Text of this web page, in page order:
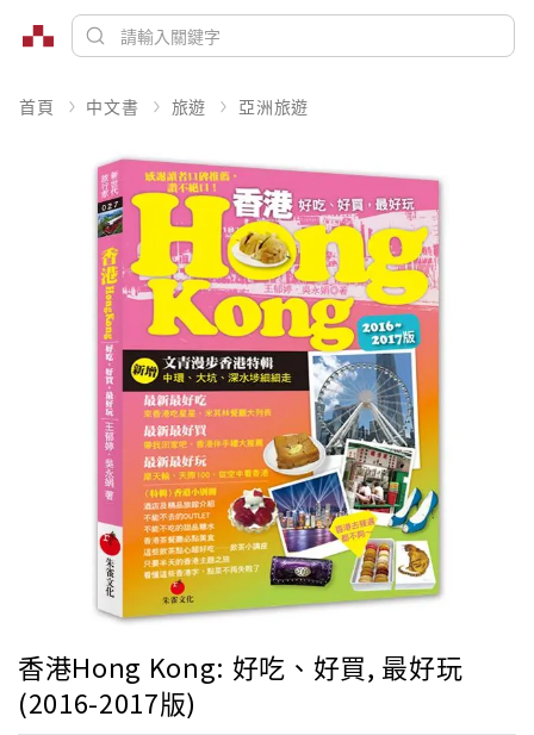
首頁 中文書 旅遊 亞洲旅遊
香港Hong Kong: 好吃、好買, 最好玩
(2016-2017版)